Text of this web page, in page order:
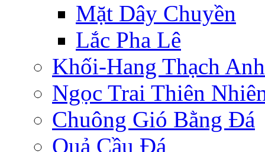
Mặt Dây Chuyền
Lắc Pha Lê
Khối-Hang Thạch Anh
Ngọc Trai Thiên
Chuông Gió Bằng Đá
Quả Cầu Đá